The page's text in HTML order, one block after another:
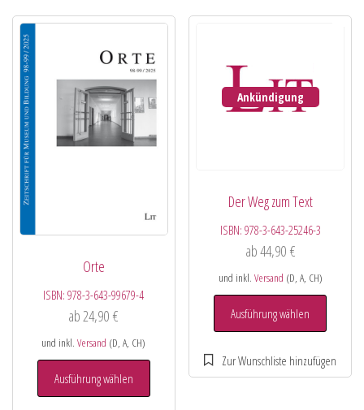
Orte
ISBN:978-3-643-99679-4
ab24,90€
und inkl.Versand (D, A, CH)
Ausführung wählen
Ankündigung
Der Weg zum Text
ISBN: 978-3-643-25246-3
ab44,90 €
und inkl. Versand (D, A, CH)
Ausführung wählen